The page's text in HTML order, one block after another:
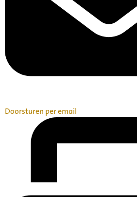
Doorsturen per email